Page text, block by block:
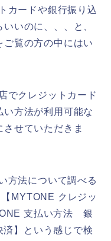
カードや銀行振り込
いのに、、、と、
覧の方の中にはい
でクレジットカード
方法が利用可能な
せていただきま
方法について調べる
MYTONE クレジッ
支払い方法 銀
】という感じで検